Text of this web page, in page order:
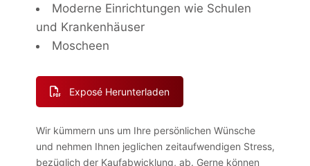
Moderne Einrichtungen wie Schulen
und Krankenhäuser
Moscheen
Exposé Herunterladen
Wir kümmern uns um Ihre persönlichen Wünsche
und nehmen Ihnen jeglichen zeitaufwendigen Stress,
bezüglich der Kaufabwicklung, ab. Gerne können